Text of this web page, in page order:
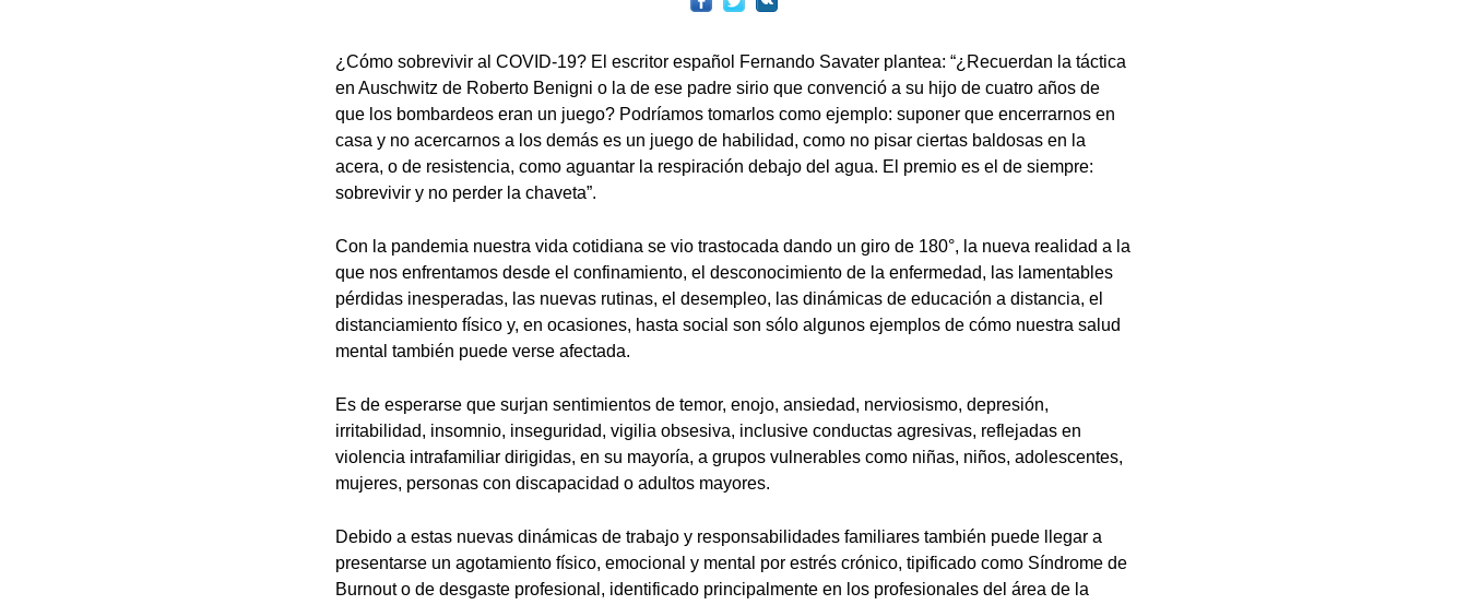
¿Cómo sobrevivir al COVID-19? El escritor español Fernando Savater plantea: “¿Recuerdan la táctica
en Auschwitz de Roberto Benigni o la de ese padre sirio que convenció a su hijo de cuatro años de
que los bombardeos eran un juego? Podríamos tomarlos como ejemplo: suponer que encerrarnos en
casa y no acercarnos a los demás es un juego de habilidad, como no pisar ciertas baldosas en la
acera, o de resistencia, como aguantar la respiración debajo del agua. El premio es el de siempre:
sobrevivir y no perder la chaveta”.
Con la pandemia nuestra vida cotidiana se vio trastocada dando un giro de 180°, la nueva realidad a la
que nos enfrentamos desde el confinamiento, el desconocimiento de la enfermedad, las lamentables
pérdidas inesperadas, las nuevas rutinas, el desempleo, las dinámicas de educación a distancia, el
distanciamiento físico y, en ocasiones, hasta social son sólo algunos ejemplos de cómo nuestra salud
mental también puede verse afectada.
Es de esperarse que surjan sentimientos de temor, enojo, ansiedad, nerviosismo, depresión,
irritabilidad, insomnio, inseguridad, vigilia obsesiva, inclusive conductas agresivas, reflejadas en
violencia intrafamiliar dirigidas, en su mayoría, a grupos vulnerables como niñas, niños, adolescentes,
mujeres, personas con discapacidad o adultos mayores.
Debido a estas nuevas dinámicas de trabajo y responsabilidades familiares también puede llegar a
presentarse un agotamiento físico, emocional y mental por estrés crónico, tipificado como Síndrome de
Burnout o de desgaste profesional, identificado principalmente en los profesionales del área de la